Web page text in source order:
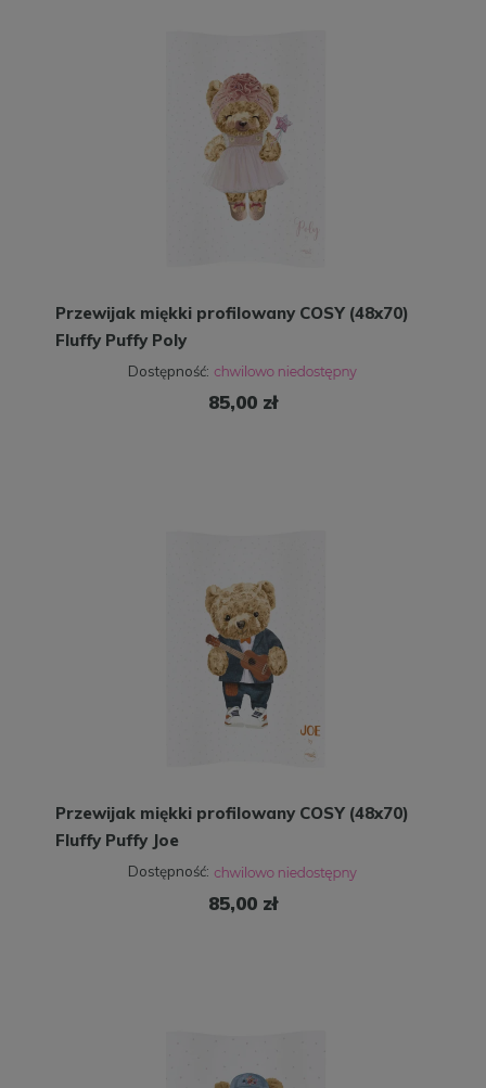
Przewijak miękki profilowany COSY (48x70)
Fluffy Puffy Poly
Dostępność:
85,00 zł
Przewijak miękki profilowany COSY (48x70)
Fluffy Puffy Joe
Dostępność:
85,00 zł